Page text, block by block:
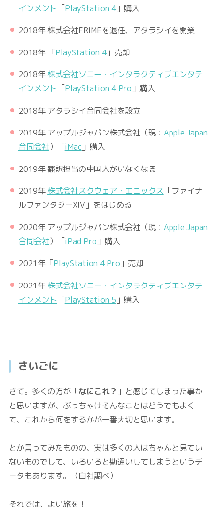
インメント 「PlayStation 4」購入
2018年 株式会社FRIMEを退任、アタラシイを開業
2018年 「PlayStation 4」売却
2018年 株式会社ソニー・インタラクティブエンタテ
インメント 「PlayStation 4 Pro 」購入
2018年 アタラシイ合同会社を設立
2019年 アップルジャパン株式会社（現： Apple Japan
合同会社）「iMac 」購入
2019年 翻訳担当の中国人がいなくなる
2019年 株式会社スクウェア・エニックス 「ファイナ
ルファンタジーXIV」をはじめる
2020年 アップルジャパン株式会社（現： Apple Japan
合同会社）「iPad Pro 」購入
2021年「PlayStation 4 Pro 」売却
2021年 株式会社ソニー・インタラクティブエンタテ
インメント 「PlayStation 5 」購入
さいごに
さて。多くの方が「なにこれ？ 」と感じてしまった事か
と思いますが、ぶっちゃけそんなことはどうでもよく
て、これから何をするかが一番大切と思います。
とか言ってみたものの、実は多くの人はちゃんと見てい
ないものでして、いろいろと勘違いしてしまうというデ
ータもあります。（自社調べ）
それでは、よい旅を！